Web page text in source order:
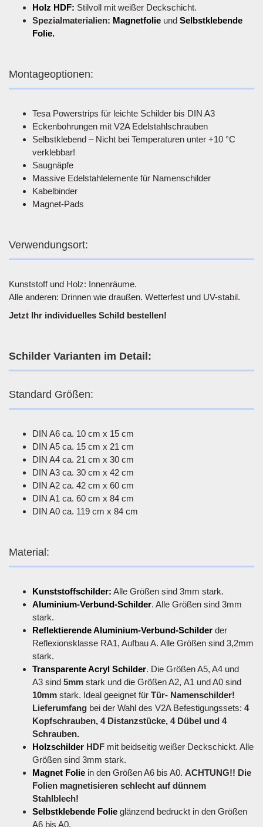
Holz HDF: Stilvoll mit weißer Deckschicht.
Spezialmaterialien: Magnetfolie und Selbstklebende
Folie.
Montageoptionen:
Tesa Powerstrips für leichte Schilder bis DIN A3
Eckenbohrungen mit V2A Edelstahlschrauben
Selbstklebend – Nicht bei Temperaturen unter +10 °C
verklebbar!
Saugnäpfe
Massive Edelstahlelemente für Namenschilder
Kabelbinder
Magnet-Pads
Verwendungsort:
Kunststoff und Holz: Innenräume.
Alle anderen: Drinnen wie draußen. Wetterfest und UV-stabil.
Jetzt Ihr individuelles Schild bestellen!
Schilder Varianten im Detail:
Standard Größen:
DIN A6 ca. 10 cm x 15 cm
DIN A5 ca. 15 cm x 21 cm
DIN A4 ca. 21 cm x 30 cm
DIN A3 ca. 30 cm x 42 cm
DIN A2 ca. 42 cm x 60 cm
DIN A1 ca. 60 cm x 84 cm
DIN A0 ca. 119 cm x 84 cm
Material:
Kunststoffschilder: Alle Größen sind 3mm stark.
Aluminium-Verbund-Schilder. Alle Größen sind 3mm
stark.
Reflektierende Aluminium-Verbund-Schilder der
Reflexionsklasse RA1, Aufbau A. Alle Größen sind 3,2mm
stark.
Transparente Acryl Schilder. Die Größen A5, A4 und
A3 sind 5mm stark und die Größen A2, A1 und A0 sind
10mm stark. Ideal geeignet für Tür- Namenschilder!
Lieferumfang bei der Wahl des V2A Befestigungssets: 4
Kopfschrauben, 4 Distanzstücke, 4 Dübel und 4
Schrauben.
Holzschilder HDF mit beidseitig weißer Deckschickt. Alle
Größen sind 3mm stark.
Magnet Folie in den Größen A6 bis A0. ACHTUNG!! Die
Folien magnetisieren schlecht auf dünnem
Stahlblech!
Selbstklebende Folie glänzend bedruckt in den Größen
A6 bis A0.